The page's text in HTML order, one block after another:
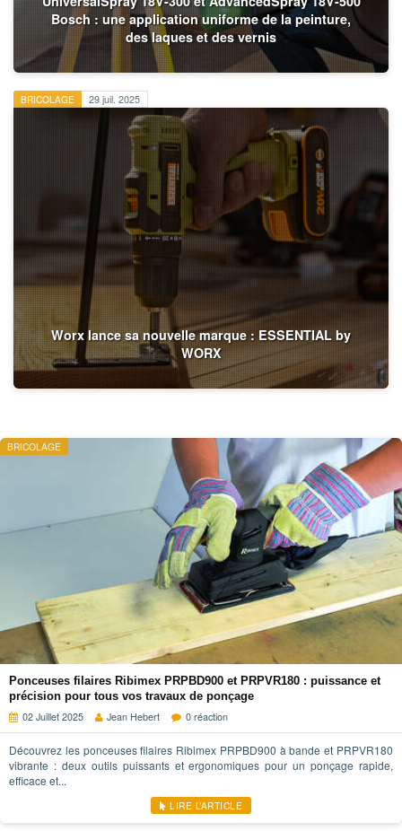
Bosch : une application uniforme de la peinture,
des laques et des vernis
BRICOLAGE 29 juil. 2025
Worx lance sa nouvelle marque : ESSENTIAL by
WORX
BRICOLAGE
Ponceuses filaires Ribimex PRPBD900 et PRPVR180 : puissance et
précision pour tous vos travaux de ponçage
02 Juillet 2025
Jean Hebert 0 réaction
Découvrez les ponceuses filaires Ribimex PRPBD900 à bande et PRPVR180
vibrante : deux outils puissants et ergonomiques pour un ponçage rapide,
efficace et...
LIRE L’ARTICLE